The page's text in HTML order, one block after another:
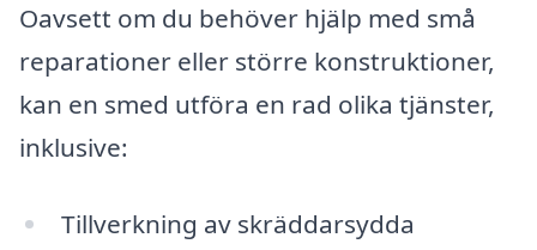
Oavsett om du behöver hjälp med små
reparationer eller större konstruktioner,
kan en smed utföra en rad olika tjänster,
inklusive:
Tillverkning av skräddarsydda